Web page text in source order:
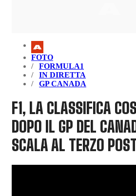
FOTO
FORMULA1
IN DIRETTA
GP CANADA
F1, LA CLASSIFICA
DOPO IL GP DEL
SCALA AL TERZO